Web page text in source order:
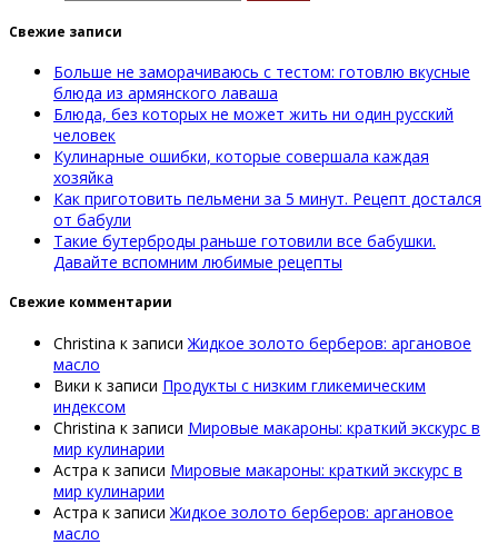
Свежие записи
Больше не заморачиваюсь с тестом: готовлю вкусные
блюда из армянского лаваша
Блюда, без которых не может жить ни один русский
человек
Кулинарные ошибки, которые совершала каждая
хозяйка
Как приготовить пельмени за 5 минут. Рецепт достался
от бабули
Такие бутерброды раньше готовили все бабушки.
Давайте вспомним любимые рецепты
Свежие комментарии
Christina к записи Жидкое золото берберов: аргановое
масло
Вики к записи Продукты с низким гликемическим
индексом
Christina к записи Мировые макароны: краткий экскурс в
мир кулинарии
Астра к записи Мировые макароны: краткий экскурс в
мир кулинарии
Астра к записи Жидкое золото берберов: аргановое
масло